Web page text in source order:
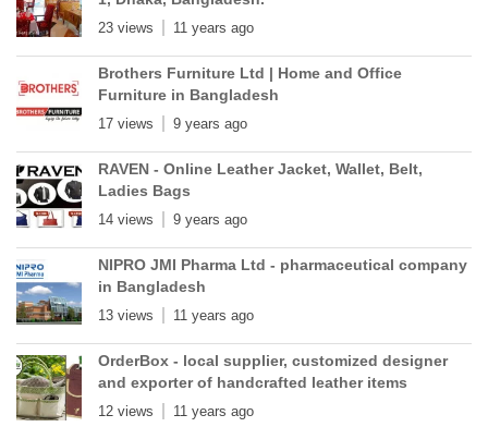
23 views 11 years ago
Brothers Furniture Ltd | Home and Office
Furniture in Bangladesh
17 views 9 years ago
RAVEN - Online Leather Jacket, Wallet, Belt,
Ladies Bags
14 views 9 years ago
NIPRO JMI Pharma Ltd - pharmaceutical company
in Bangladesh
13 views 11 years ago
OrderBox - local supplier, customized designer
and exporter of handcrafted leather items
12 views 11 years ago